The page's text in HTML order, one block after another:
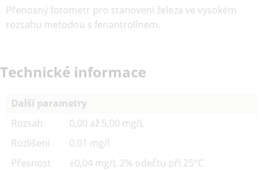
Přenosný fotometr pro stanovení železa ve vysokém
rozsahu metodou s fenantrolínem.
Technické informace
Další parametry
Rozsah
0,00 až 5,00 mg/L
Rozlišení
0,01 mg/l
Přesnost
±0,04 mg/L 2% odečtu při 25°C